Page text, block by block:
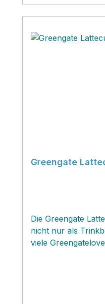
Greengate
Die Greengate
nicht nur als
viele